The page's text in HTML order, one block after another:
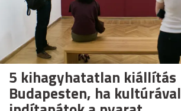
5 kihagyhatatlan kiállítás
Budapesten, ha kultúrával